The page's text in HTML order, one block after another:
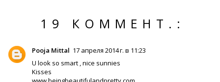
19 КОММЕНТ.:
Pooja Mittal 17 апреля 2014 г. в 11:23
U look so smart , nice sunnies
Kisses